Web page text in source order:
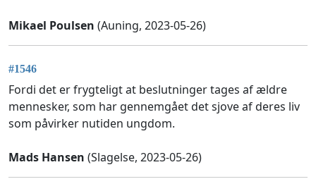
Mikael Poulsen (Auning, 2023-05-26)
#1546
Fordi det er frygteligt at beslutninger tages af ældre
mennesker, som har gennemgået det sjove af deres liv
som påvirker nutiden ungdom.
Mads Hansen (Slagelse, 2023-05-26)